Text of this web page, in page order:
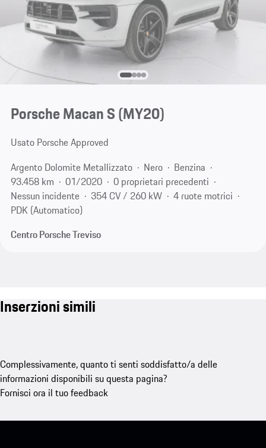
Porsche Macan S (MY20)
Usato Porsche Approved
Argento Dolomite Metallizzato
Nero
Benzina
93.458 km
01/2020
0 proprietari precedenti
Nessun incidente
354 CV / 260 kW
4 ruote motrici
PDK (Automatico)
Centro Porsche Treviso
Inserzioni simili
Complessivamente, quanto ti senti soddisfatto/a delle
informazioni disponibili su questa pagina?
Fornisci ora il tuo feedback